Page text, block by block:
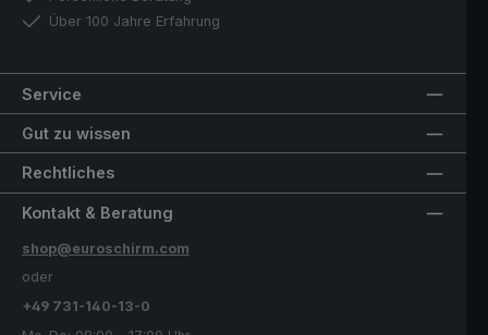
Über 100 Jahre Erfahrung
Service
Gut zu wissen
Rechtliches
Kontakt & Beratung
shop@euroschirm.com
oder
+49 731-140-13-0